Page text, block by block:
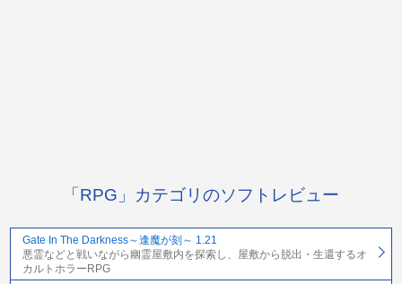
「RPG」カテゴリのソフトレビュー
Gate In The Darkness～逢魔が刻～ 1.21
悪霊などと戦いながら幽霊屋敷内を探索し、屋敷から脱出・生還するオ
カルトホラーRPG